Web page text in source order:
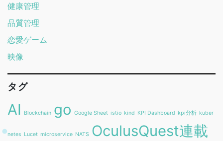
健康管理
品質管理
恋愛ゲーム
映像
タグ
AI Blockchain go Google Sheet istio kind KPI Dashboard kpi分析 kuber
netes Lucet microservice NATS OculusQuest連載